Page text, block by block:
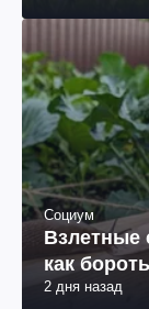
Социум
Взлетные
как
2 дня назад